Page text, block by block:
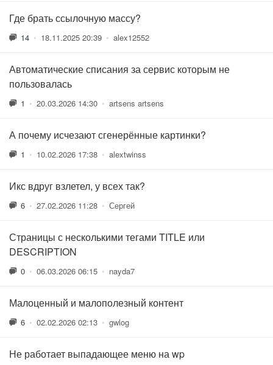
Где брать ссылочную массу?
14 • 18.11.2025 20:39 • alex12552
Автоматические списания за сервис которым не
пользовалась
1 • 20.03.2026 14:30 • artsens artsens
А почему исчезают сгенерённые картинки?
1 • 10.02.2026 17:38 • alextwinss
Икс вдруг взлетел, у всех так?
6 • 27.02.2026 11:28 • Сергей
Страницы с несколькими тегами TITLE или
DESCRIPTION
0 • 06.03.2026 06:15 • nayda7
Малоценный и малополезный контент
6 • 02.02.2026 02:13 • gwlog
Не работает выпадающее меню на wp